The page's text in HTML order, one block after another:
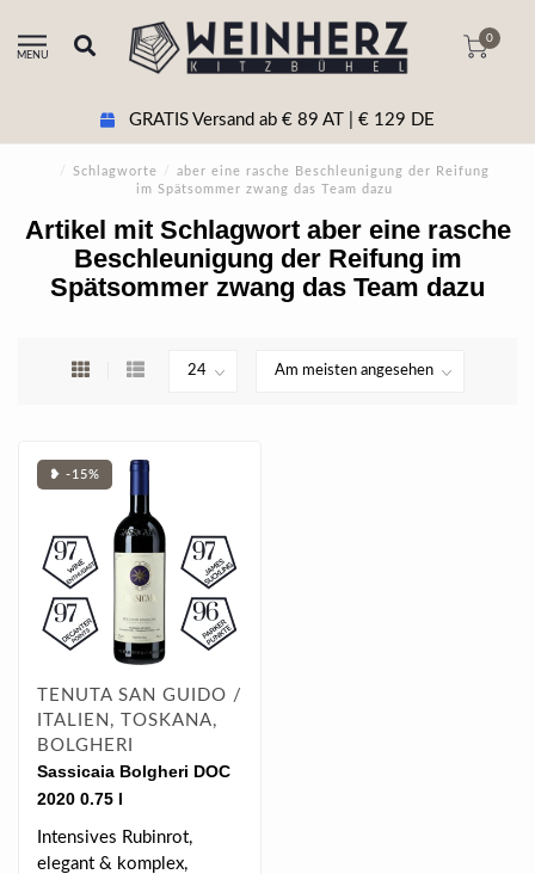
MENU
0
GRATIS Versand ab € 89 AT | € 129 DE
/ Schlagworte /
aber eine rasche Beschleunigung der Reifung
im Spätsommer zwang das Team dazu
Artikel mit Schlagwort aber eine rasche
Beschleunigung der Reifung im
Spätsommer zwang das Team dazu
❥ -15%
TENUTA SAN GUIDO /
ITALIEN, TOSKANA,
BOLGHERI
Sassicaia Bolgheri DOC
2020 0.75 l
Intensives Rubinrot,
elegant & komplex,